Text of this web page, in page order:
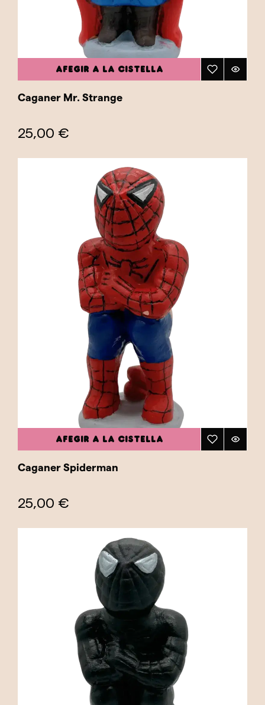
AFEGIR A LA CISTELLA
Caganer Mr. Strange
25,00 €
AFEGIR A LA CISTELLA
Caganer Spiderman
25,00 €